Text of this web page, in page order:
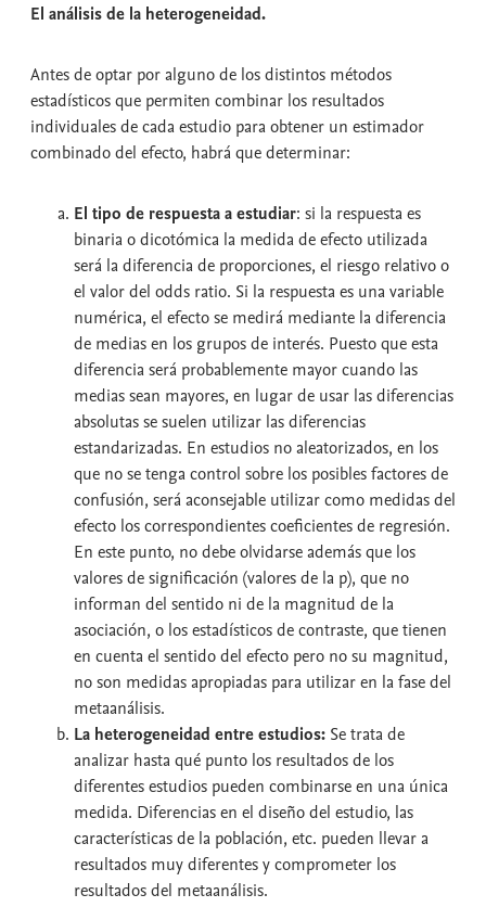
El análisis de la heterogeneidad.
Antes de optar por alguno de los distintos métodos
estadísticos que permiten combinar los resultados
individuales de cada estudio para obtener un estimador
combinado del efecto, habrá que determinar:
El tipo de respuesta a estudiar: si la respuesta es
binaria o dicotómica la medida de efecto utilizada
será la diferencia de proporciones, el riesgo relativo o
el valor del odds ratio. Si la respuesta es una variable
numérica, el efecto se medirá mediante la diferencia
de medias en los grupos de interés. Puesto que esta
diferencia será probablemente mayor cuando las
medias sean mayores, en lugar de usar las diferencias
absolutas se suelen utilizar las diferencias
estandarizadas. En estudios no aleatorizados, en los
que no se tenga control sobre los posibles factores de
confusión, será aconsejable utilizar como medidas del
efecto los correspondientes coeficientes de regresión.
En este punto, no debe olvidarse además que los
valores de significación (valores de la p), que no
informan del sentido ni de la magnitud de la
asociación, o los estadísticos de contraste, que tienen
en cuenta el sentido del efecto pero no su magnitud,
no son medidas apropiadas para utilizar en la fase del
metaanálisis.
La heterogeneidad entre estudios: Se trata de
analizar hasta qué punto los resultados de los
diferentes estudios pueden combinarse en una única
medida. Diferencias en el diseño del estudio, las
características de la población, etc. pueden llevar a
resultados muy diferentes y comprometer los
resultados del metaanálisis.